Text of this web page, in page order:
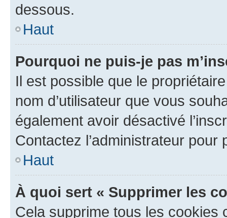
dessous.
Haut
Pourquoi ne puis-je pas
Il est possible que le
nom d’utilisateur que vous
également avoir désactivé
Contactez l’administrateur
Haut
À quoi sert « Supprimer les
Cela supprime tous les cookies